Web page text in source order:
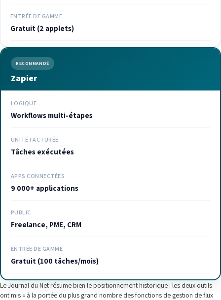
ENTRÉE DE GAMME
Gratuit (2 applets)
RECOMMANDÉ
Zapier
LOGIQUE
Workflows multi-étapes
UNITÉ FACTURÉE
Tâches exécutées
APPS CONNECTÉES
9 000+ applications
PUBLIC
Freelance, PME, CRM
ENTRÉE DE GAMME
Gratuit (100 tâches/mois)
Le Journal du Net résume bien le positionnement historique : les deux outils
ont mis « à la portée du plus grand nombre des fonctions de gestion de flux